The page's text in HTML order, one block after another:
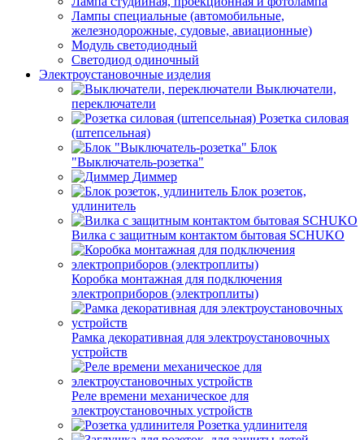
Лампы специальные (автомобильные,
железнодорожные, судовые, авиационные)
Модуль светодиодный
Светодиод одиночный
Электроустановочные изделия
Выключатели,
переключатели
Розетка силовая
(штепсельная)
Блок
"Выключатель-розетка"
Диммер
Блок розеток,
удлинитель
Вилка с защитным контактом бытовая SCHUKO
Коробка монтажная для подключения
электроприборов (электроплиты)
Рамка декоративная для электроустановочных
устройств
Реле времени механическое для
электроустановочных устройств
Розетка удлинителя